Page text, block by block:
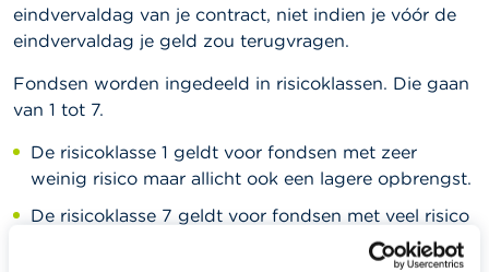
eindvervaldag van je contract, niet indien je vóór de
eindvervaldag je geld zou terugvragen.
Fondsen worden ingedeeld in risicoklassen. Die gaan
van 1 tot 7.
De risicoklasse 1 geldt voor fondsen met zeer
weinig risico maar allicht ook een lagere opbrengst.
De risicoklasse 7 geldt voor fondsen met veel risico